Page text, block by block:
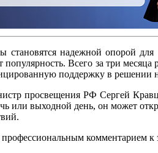
становятся надежной опорой для
популярность. Всего за три
поддержку в решении
просвещения РФ Сергей
или выходной день, он может
комментарием к